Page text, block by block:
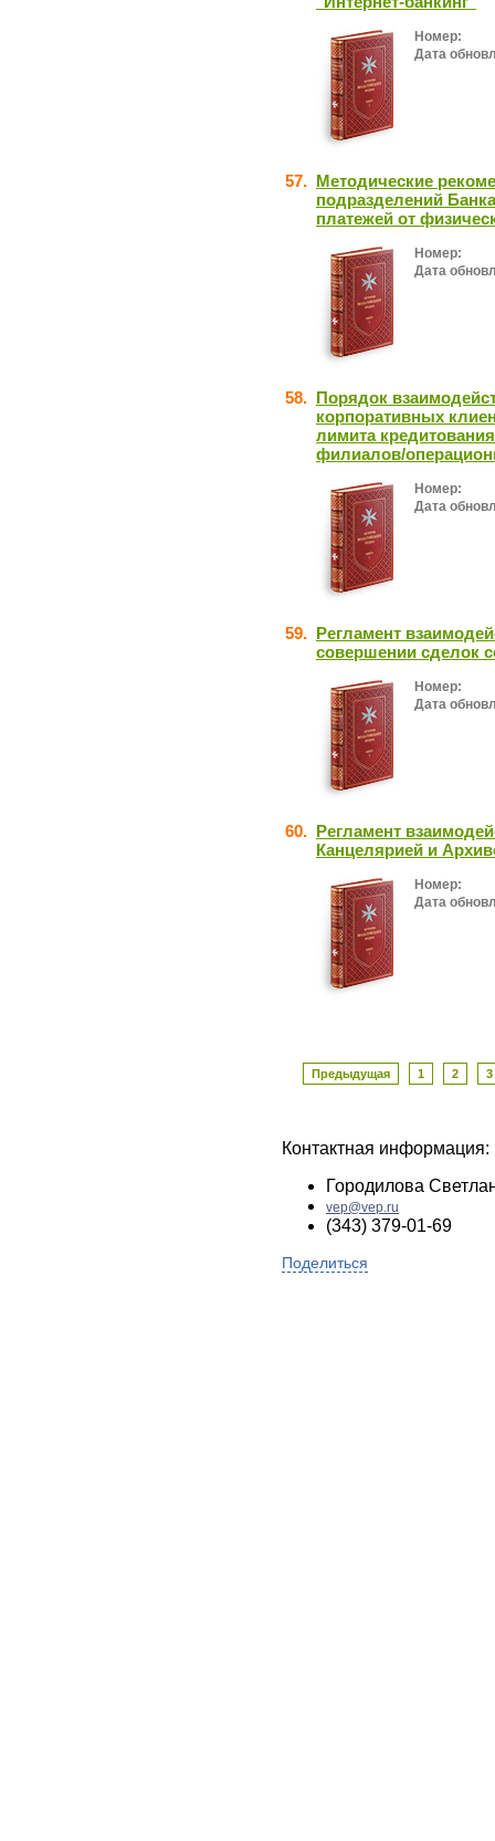
Номер:
Дата
57. Методические
подразделений
платежей от
Номер:
Дата
58. Порядок
корпоративных
лимита
филиалов/
Номер:
Дата
59. Регламент
совершении сделок
Номер:
Дата
60. Регламент
Канцелярией и
Номер:
Дата
Предыдущая 1 2 3
Контактная информация:
Городилова
vep@vep.ru
(343) 379-01-69
Поделиться